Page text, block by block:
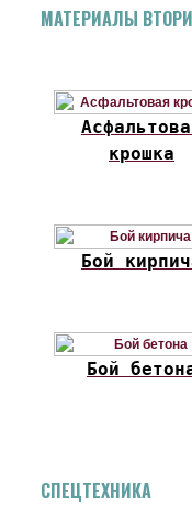
МАТЕРИАЛЫ
крошка
Бой
Бой
СПЕЦТЕХНИКА